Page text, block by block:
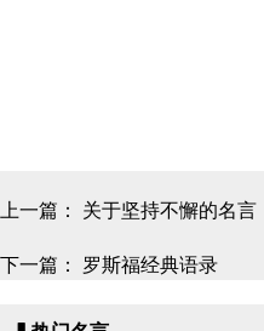
上一篇： 关于坚持不懈的名言
下一篇： 罗斯福经典语录